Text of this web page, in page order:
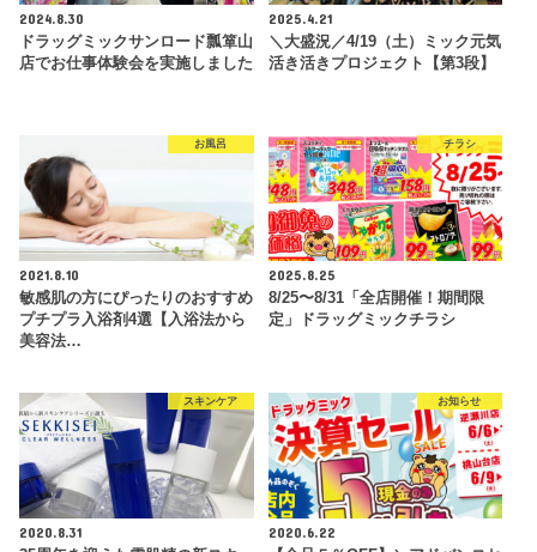
2024.8.30
ドラッグミックサンロード瓢箪山
店でお仕事体験会を実施しました
2025.4.21
＼大盛況／4/19（土）ミック元気
活き活きプロジェクト【第3段】
お風呂
2021.8.10
敏感肌の方にぴったりのおすすめ
プチプラ入浴剤4選【入浴法から
美容法…
チラシ
2025.8.25
8/25〜8/31「全店開催！期間限
定」ドラッグミックチラシ
スキンケア
2020.8.31
お知らせ
2020.6.22